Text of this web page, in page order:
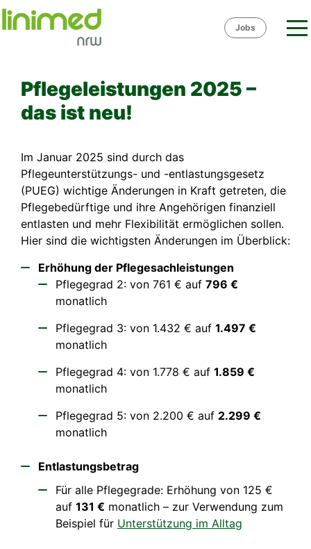
Skip
Jobs
Pflegeleistungen 2025 –
das ist neu!
Im Januar 2025 sind durch das
Pflegeunterstützungs- und -entlastungsgesetz
(PUEG) wichtige Änderungen in Kraft getreten, die
Pflegebedürftige und ihre Angehörigen finanziell
entlasten und mehr Flexibilität ermöglichen sollen.
Hier sind die wichtigsten Änderungen im Überblick:
Erhöhung der Pflegesachleistungen
Pflegegrad 2: von 761 € auf 796 €
monatlich
Pflegegrad 3: von 1.432 € auf 1.497 €
monatlich
Pflegegrad 4: von 1.778 € auf 1.859 €
monatlich
Pflegegrad 5: von 2.200 € auf 2.299 €
monatlich
Entlastungsbetrag
Für alle Pflegegrade: Erhöhung von 125 €
auf 131 € monatlich – zur Verwendung zum
Beispiel für Unterstützung im Alltag